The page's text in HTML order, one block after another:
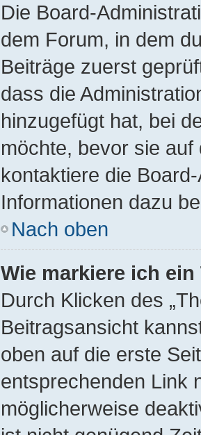
Die Board-
dem Forum, in dem
Beiträge zuerst
dass die
hinzugefügt hat, bei
möchte, bevor sie
kontaktiere die
Informationen dazu
Nach oben
Wie markiere ich
Durch Klicken des
Beitragsansicht
oben auf die erste
entsprechenden Link
möglicherweise